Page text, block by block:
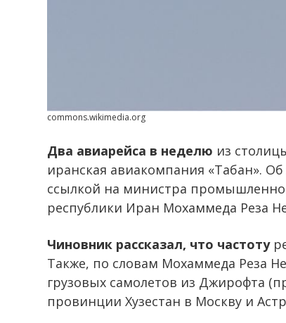
commons.wikimedia.org
Два авиарейса в неделю из
иранская авиакомпания «Табан».
ссылкой на министра
республики Иран Мохаммеда Реза
Чиновник рассказал, что частоту
Также, по словам Мохаммеда Реза
грузовых самолетов из Джирофта
провинции Хузестан в Москву и